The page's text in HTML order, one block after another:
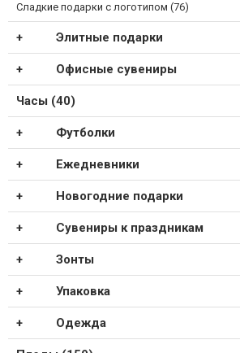
Сладкие подарки с логотипом (76)
Элитные подарки
Офисные сувениры
Часы (40)
Футболки
Ежедневники
Новогодние подарки
Сувениры к праздникам
Зонты
Упаковка
Одежда